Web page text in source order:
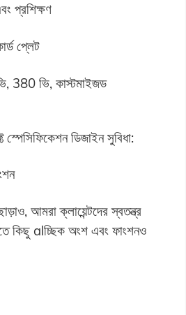
প্রশিক্ষণ
প্লেট
380 ভি, কাস্টমাইজড
স্পেসিফিকেশন ডিজাইন সুবিধা:
আমরা ক্লায়েন্টদের স্বতন্ত্র
কিছু alচ্ছিক অংশ এবং ফাংশনও